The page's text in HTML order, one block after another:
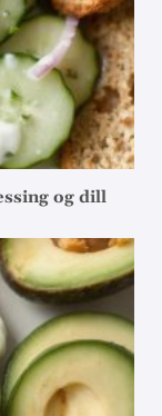
og dill